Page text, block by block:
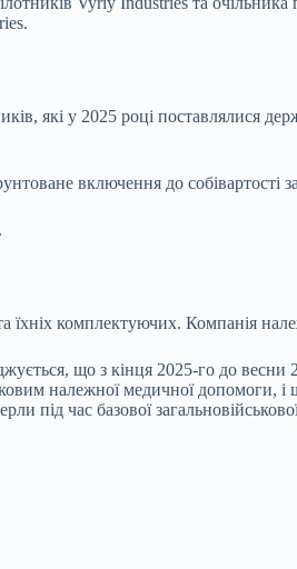
які у 2025 році поставлялися
включення до
комплектуючих. Компанія
що з кінця 2025-го до
належної медичної
під час базової